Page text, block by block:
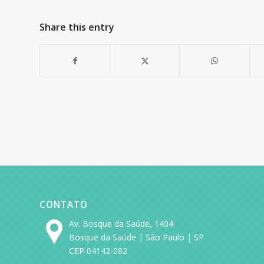
Share this entry
CONTATO
Av. Bosque da Saúde, 1404
Bosque da Saúde | São Paulo | SP
CEP 04142-082